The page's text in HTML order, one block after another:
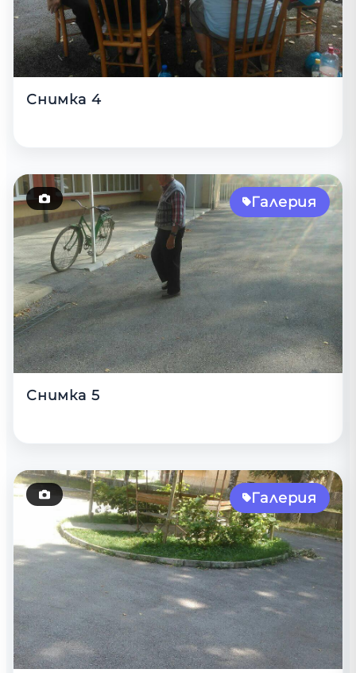
Снимка 4
Галерия
Снимка 5
Галерия